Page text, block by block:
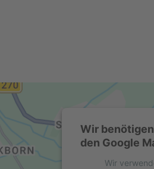
Wir
den Google
Wir